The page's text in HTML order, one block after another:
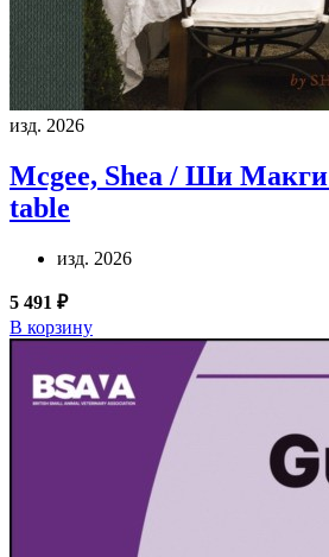
изд. 2026
Mcgee, Shea / Ши Макги
table
изд. 2026
5 491 ₽
В корзину